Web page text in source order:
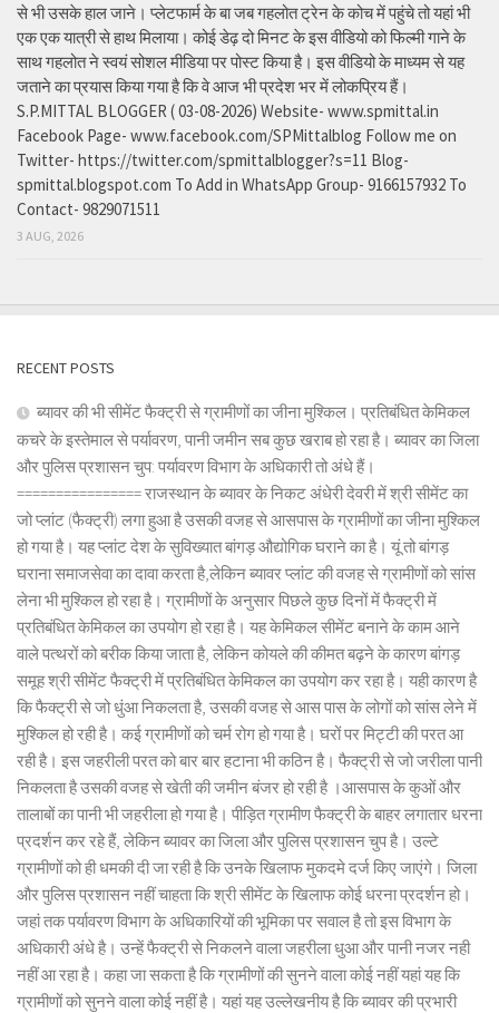
से भी उसके हाल जाने। प्लेटफार्म के बा जब गहलोत ट्रेन के कोच में पहुंचे तो यहां भी
एक एक यात्री से हाथ मिलाया। कोई डेढ़ दो मिनट के इस वीडियो को फिल्मी गाने के
साथ गहलोत ने स्वयं सोशल मीडिया पर पोस्ट किया है। इस वीडियो के माध्यम से यह
जताने का प्रयास किया गया है कि वे आज भी प्रदेश भर में लोकप्रिय हैं।
S.P.MITTAL BLOGGER ( 03-08-2026) Website- www.spmittal.in
Facebook Page- www.facebook.com/SPMittalblog Follow me on
Twitter- https://twitter.com/spmittalblogger?s=11 Blog-
spmittal.blogspot.com To Add in WhatsApp Group- 9166157932 To
Contact- 9829071511
3 AUG, 2026
RECENT POSTS
ब्यावर की भी सीमेंट फैक्ट्री से ग्रामीणों का जीना मुश्किल। प्रतिबंधित केमिकल
कचरे के इस्तेमाल से पर्यावरण, पानी जमीन सब कुछ खराब हो रहा है। ब्यावर का जिला
और पुलिस प्रशासन चुप: पर्यावरण विभाग के अधिकारी तो अंधे हैं।
================ राजस्थान के ब्यावर के निकट अंधेरी देवरी में श्री सीमेंट का
जो प्लांट (फैक्ट्री) लगा हुआ है उसकी वजह से आसपास के ग्रामीणों का जीना मुश्किल
हो गया है। यह प्लांट देश के सुविख्यात बांगड़ औद्योगिक घराने का है। यूं तो बांगड़
घराना समाजसेवा का दावा करता है,लेकिन ब्यावर प्लांट की वजह से ग्रामीणों को सांस
लेना भी मुश्किल हो रहा है। ग्रामीणों के अनुसार पिछले कुछ दिनों में फैक्ट्री में
प्रतिबंधित केमिकल का उपयोग हो रहा है। यह केमिकल सीमेंट बनाने के काम आने
वाले पत्थरों को बरीक किया जाता है, लेकिन कोयले की कीमत बढ़ने के कारण बांगड़
समूह श्री सीमेंट फैक्ट्री में प्रतिबंधित केमिकल का उपयोग कर रहा है। यही कारण है
कि फैक्ट्री से जो धुंआ निकलता है, उसकी वजह से आस पास के लोगों को सांस लेने में
मुश्किल हो रही है। कई ग्रामीणों को चर्म रोग हो गया है। घरों पर मिट्टी की परत आ
रही है। इस जहरीली परत को बार बार हटाना भी कठिन है। फैक्ट्री से जो जरीला पानी
निकलता है उसकी वजह से खेती की जमीन बंजर हो रही है ।आसपास के कुओं और
तालाबों का पानी भी जहरीला हो गया है। पीड़ित ग्रामीण फैक्ट्री के बाहर लगातार धरना
प्रदर्शन कर रहे हैं, लेकिन ब्यावर का जिला और पुलिस प्रशासन चुप है। उल्टे
ग्रामीणों को ही धमकी दी जा रही है कि उनके खिलाफ मुकदमे दर्ज किए जाएंगे। जिला
और पुलिस प्रशासन नहीं चाहता कि श्री सीमेंट के खिलाफ कोई धरना प्रदर्शन हो।
जहां तक पर्यावरण विभाग के अधिकारियों की भूमिका पर सवाल है तो इस विभाग के
अधिकारी अंधे है। उन्हें फैक्ट्री से निकलने वाला जहरीला धुआ और पानी नजर नही
नहीं आ रहा है। कहा जा सकता है कि ग्रामीणों की सुनने वाला कोई नहीं यहां यह कि
ग्रामीणों को सुनने वाला कोई नहीं है। यहां यह उल्लेखनीय है कि ब्यावर की प्रभारी